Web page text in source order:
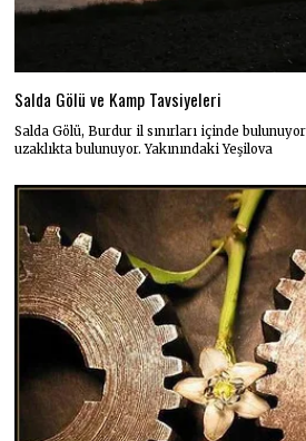
Salda Gölü ve Kamp Tavsiyeleri
Salda Gölü, Burdur il sınırları içinde
uzaklıkta bulunuyor. Yakınındaki Yeşilova